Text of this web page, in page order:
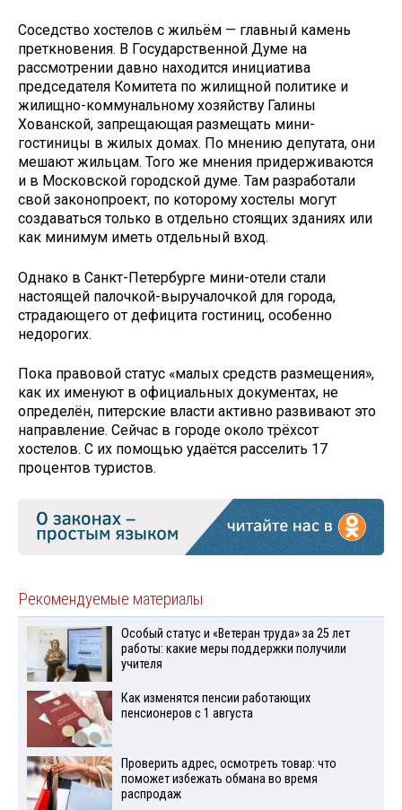
Соседство хостелов с жильём — главный камень
преткновения. В Государственной Думе на
рассмотрении давно находится инициатива
председателя Комитета по жилищной политике и
жилищно-коммунальному хозяйству Галины
Хованской, запрещающая размещать мини-
гостиницы в жилых домах. По мнению депутата, они
мешают жильцам. Того же мнения придерживаются
и в Московской городской думе. Там разработали
свой законопроект, по которому хостелы могут
создаваться только в отдельно стоящих зданиях или
как минимум иметь отдельный вход.
Однако в Санкт-Петербурге мини-отели стали
настоящей палочкой-выручалочкой для города,
страдающего от дефицита гостиниц, особенно
недорогих.
Пока правовой статус «малых средств размещения»,
как их именуют в официальных документах, не
определён, питерские власти активно развивают это
направление. Сейчас в городе около трёхсот
хостелов. С их помощью удаётся расселить 17
процентов туристов.
Рекомендуемые материалы
Особый статус и «Ветеран труда» за 25 лет
работы: какие меры поддержки получили
учителя
Как изменятся пенсии работающих
пенсионеров с 1 августа
Проверить адрес, осмотреть товар: что
поможет избежать обмана во время
распродаж